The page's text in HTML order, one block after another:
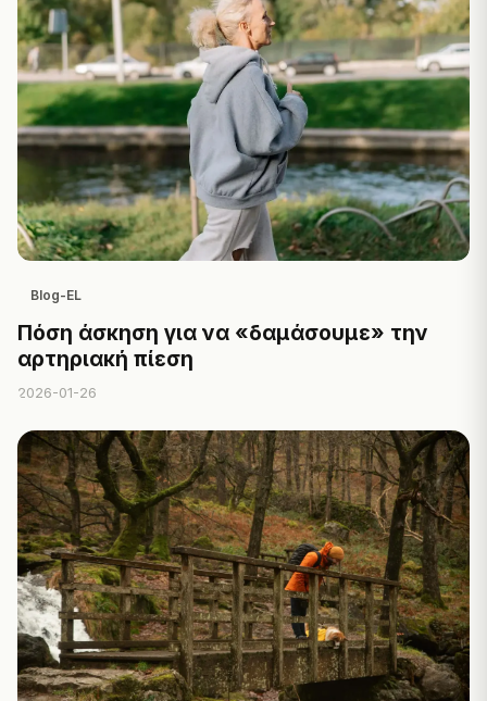
Blog-EL
Πόση άσκηση για να «δαμάσουμε» την
αρτηριακή πίεση
2026-01-26